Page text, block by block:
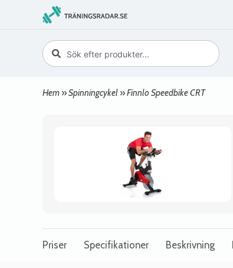
Hem »Spinningcykel »Finnlo Speedbike CRT
Priser Specifikationer Beskrivning